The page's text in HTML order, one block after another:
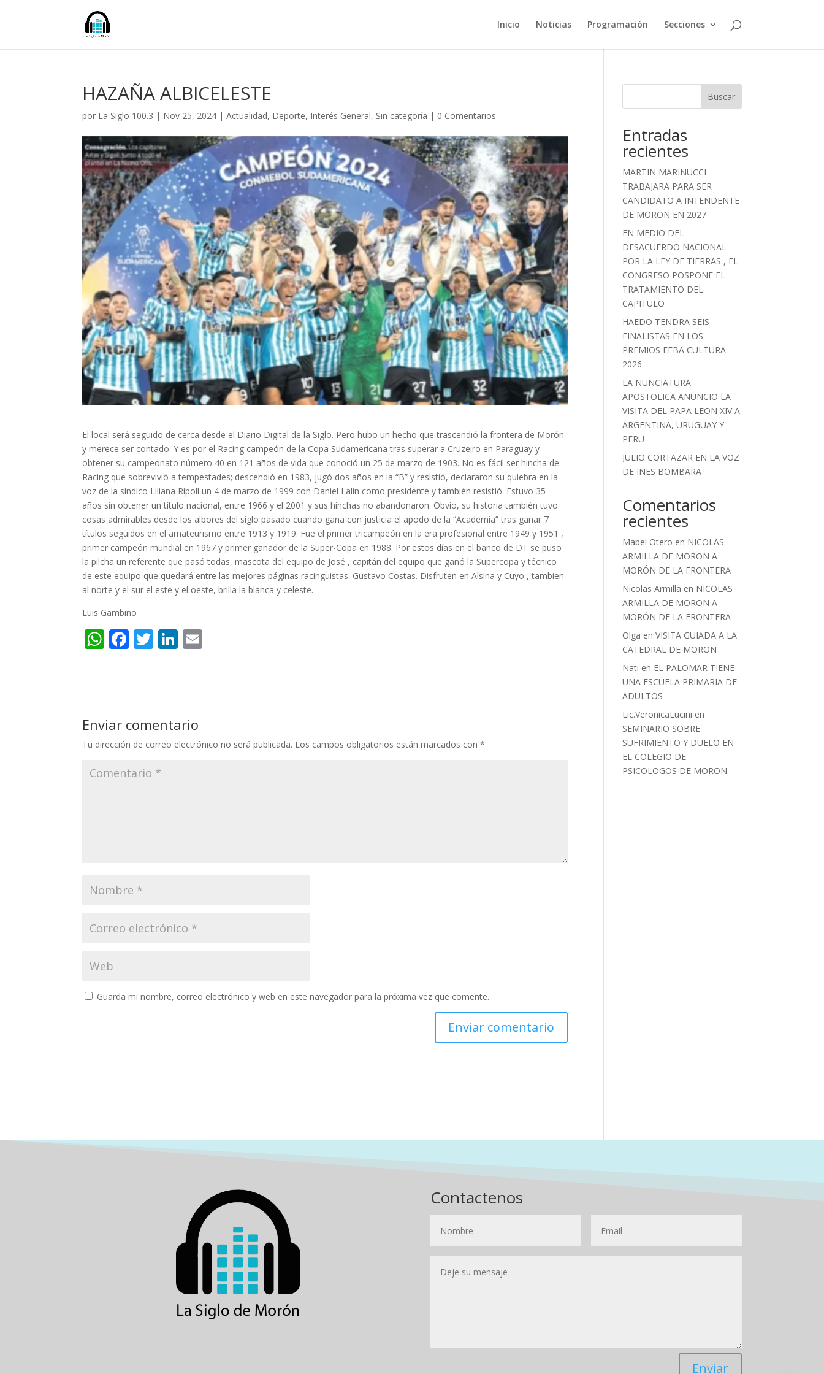
Inicio Noticias Programación Secciones
HAZAÑA ALBICELESTE
por La Siglo 100.3 | Nov 25, 2024 |Actualidad, Deporte, Interés General, Sin categoría | 0 Comentarios
El local será seguido de cerca desde el Diario Digital de la Siglo. Pero hubo un hecho que trascendió la frontera de Morón
y merece ser contado. Y es por el Racing campeón de la Copa Sudamericana tras superar a Cruzeiro en Paraguay y
obtener su campeonato número 40 en 121 años de vida que conoció un 25 de marzo de 1903. No es fácil ser hincha de
Racing que sobrevivió a tempestades; descendió en 1983, jugó dos años en la “B” y resistió, declararon su quiebra en la
voz de la síndico Liliana Ripoll un 4 de marzo de 1999 con Daniel Lalín como presidente y también resistió. Estuvo 35
años sin obtener un título nacional, entre 1966 y el 2001 y sus hinchas no abandonaron. Obvio, su historia también tuvo
cosas admirables desde los albores del siglo pasado cuando gana con justicia el apodo de la “Academia” tras ganar 7
títulos seguidos en el amateurismo entre 1913 y 1919. Fue el primer tricampeón en la era profesional entre 1949 y 1951 ,
primer campeón mundial en 1967 y primer ganador de la Super-Copa en 1988. Por estos días en el banco de DT se puso
la pilcha un referente que pasó todas, mascota del equipo de José , capitán del equipo que ganó la Supercopa y técnico
de este equipo que quedará entre las mejores páginas racinguistas. Gustavo Costas. Disfruten en Alsina y Cuyo , tambien
al norte y el sur el este y el oeste, brilla la blanca y celeste.
Luis Gambino
W
A
p
p
F
o
o
k
T Li
dI
n
Enviar comentario
Tu dirección de correo electrónico no será publicada. Los campos obligatorios están marcados con*
Guarda mi nombre, correo electrónico y web en este navegador para la próxima vez que comente.
Buscar
Entradas
recientes
MARTIN MARINUCCI
TRABAJARA PARA SER
CANDIDATO A INTENDENTE
DE MORON EN 2027
EN MEDIO DEL
DESACUERDO NACIONAL
POR LA LEY DE TIERRAS , EL
CONGRESO POSPONE EL
TRATAMIENTO DEL
CAPITULO
HAEDO TENDRA SEIS
FINALISTAS EN LOS
PREMIOS FEBA CULTURA
2026
LA NUNCIATURA
APOSTOLICA ANUNCIO LA
VISITA DEL PAPA LEON XIV A
ARGENTINA, URUGUAY Y
PERU
JULIO CORTAZAR EN LA VOZ
DE INES BOMBARA
Comentarios
recientes
Mabel Otero en NICOLAS
ARMILLA DE MORON A
MORÓN DE LA FRONTERA
Nicolas Armilla en NICOLAS
ARMILLA DE MORON A
MORÓN DE LA FRONTERA
Olga enVISITA GUIADA A LA
CATEDRAL DE MORON
Nati en EL PALOMAR TIENE
UNA ESCUELA PRIMARIA DE
ADULTOS
Lic.VeronicaLucini en
SEMINARIO SOBRE
SUFRIMIENTO Y DUELO EN
EL COLEGIO DE
PSICOLOGOS DE MORON
Contactenos
Enviar